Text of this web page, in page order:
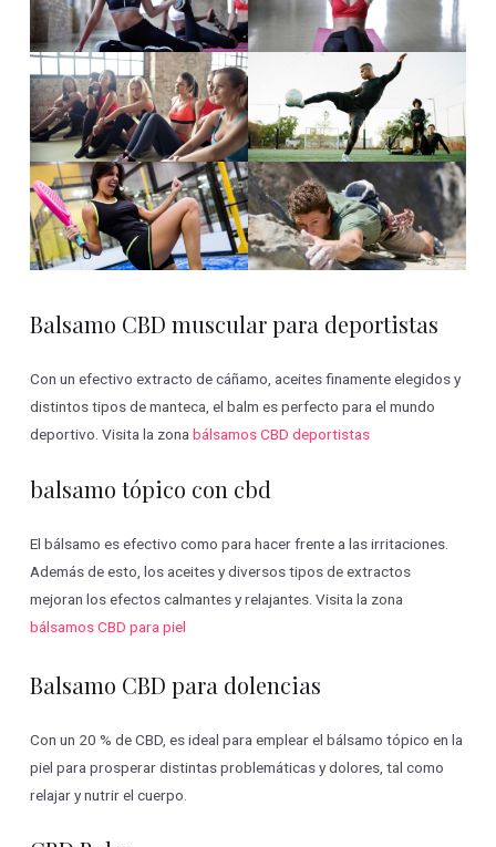
Balsamo CBD muscular para deportistas
Con un efectivo extracto de cáñamo, aceites finamente elegidos y
distintos tipos de manteca, el balm es perfecto para el mundo
deportivo. Visita la zonabálsamos CBD deportistas
balsamo tópico con cbd
El bálsamo es efectivo como para hacer frente a las irritaciones.
Además de esto, los aceites y diversos tipos de extractos
mejoran los efectos calmantes y relajantes. Visita la zona
bálsamos CBD para piel
Balsamo CBD para dolencias
Con un 20 % de CBD, es ideal para emplear el bálsamo tópico en la
piel para prosperar distintas problemáticas y dolores, tal como
relajar y nutrir el cuerpo.